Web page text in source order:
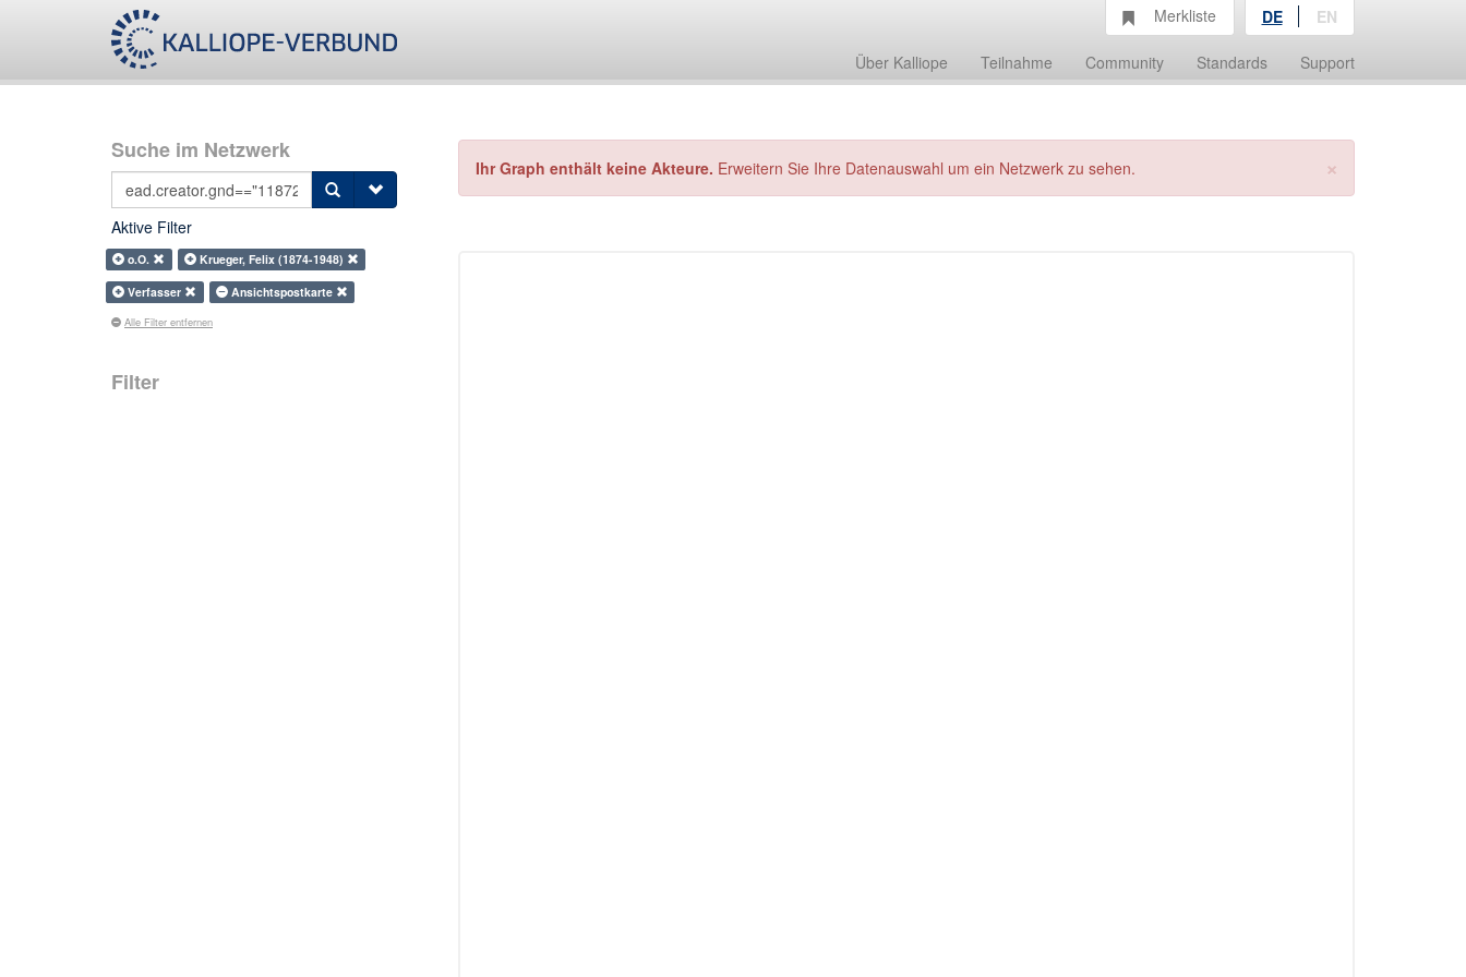
Über Kalliope Teilnahme Community Standards Support
Merkliste DE EN
Suche im Netzwerk
Aktive Filter
o.O.
Krueger, Felix (1874-1948)
Verfasser
Ansichtspostkarte
Alle Filter entfernen
Filter
×
Ihr Graph enthält keine Akteure. Erweitern Sie Ihre Datenauswahl um ein Netzwerk zu sehen.